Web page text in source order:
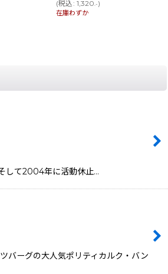
(税込: 1,320.-)
在庫わずか
して2004年に活動休止…
バーグの大人気ポリティカルク・バン